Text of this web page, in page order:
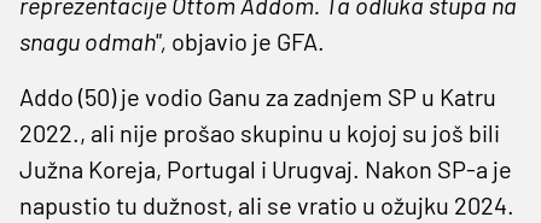
snagu odmah", objavio je GFA.
Addo (50) je vodio Ganu za zadnjem SP u Katru
2022., ali nije prošao skupinu u kojoj su još bili
Južna Koreja, Portugal i Urugvaj. Nakon SP-a je
napustio tu dužnost, ali se vratio u ožujku 2024.